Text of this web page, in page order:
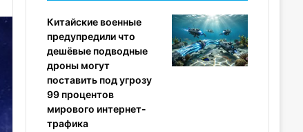
Китайские военные
предупредили что
дешёвые подводные
дроны могут
поставить под угрозу
99 процентов
мирового интернет-
трафика